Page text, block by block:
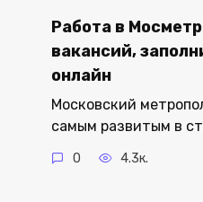
Работа в
вакансий,
онлайн
Московский
самым развитым в
0 4.3к.